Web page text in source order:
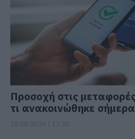
Προσοχή στις
τι ανακοινώθηκε σήμερα